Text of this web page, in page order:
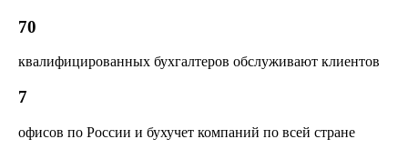
70
квалифицированных бухгалтеров обслуживают клиентов
7
офисов по России и бухучет компаний по всей стране